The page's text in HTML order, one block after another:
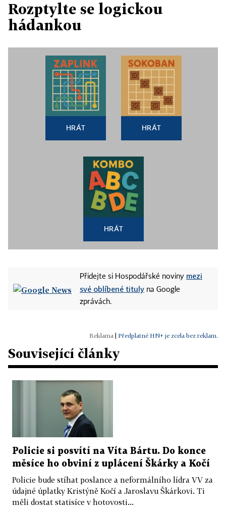
Rozptylte se logickou
hádankou
HRÁT HRÁT
HRÁT
Přidejte si Hospodářské noviny mezi
své oblíbené tituly na Google
zprávách.
Předplatné HN+ je zcela bez reklam.
Související články
Policie si posvítí na Víta Bártu. Do konce
měsíce ho obviní z uplácení Škárky a Kočí
Policie bude stíhat poslance a neformálního lídra VV za
údajné úplatky Kristýně Kočí a Jaroslavu Škárkovi. Ti
měli dostat statisíce v hotovosti...